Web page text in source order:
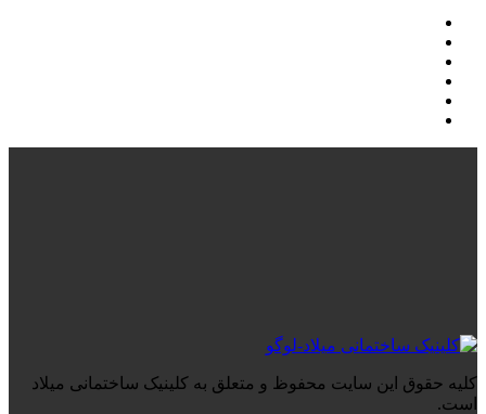
کلیه حقوق این سایت محفوظ و متعلق به کلینیک ساختمانی میلاد
است.